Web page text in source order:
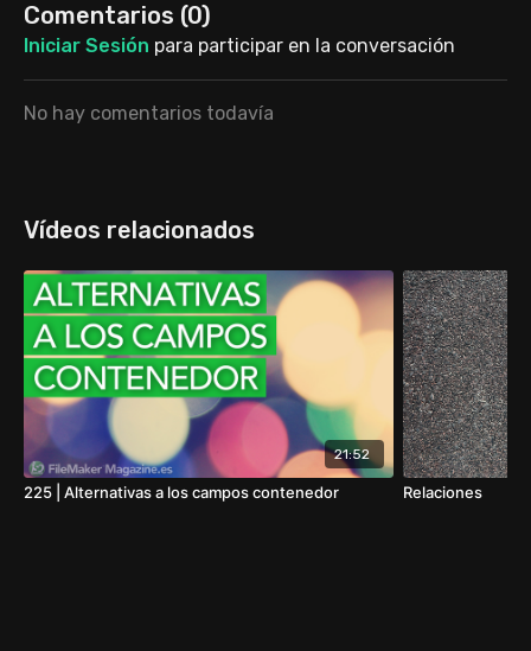
37:56Conclusiones
38:16Despedida
Comentarios (0)
Iniciar Sesión para participar en la conversación
No hay comentarios todavía
Vídeos relacionados
21:52
225 | Alternativas a los campos contenedor Relaciones